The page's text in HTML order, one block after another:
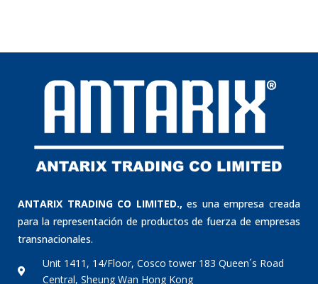
para la representación de productos de fuerza de empresas
transnacionales.
Unit 1411, 14/Floor, Cosco tower 183 Queen´s Road
Central, Sheung Wan Hong Kong